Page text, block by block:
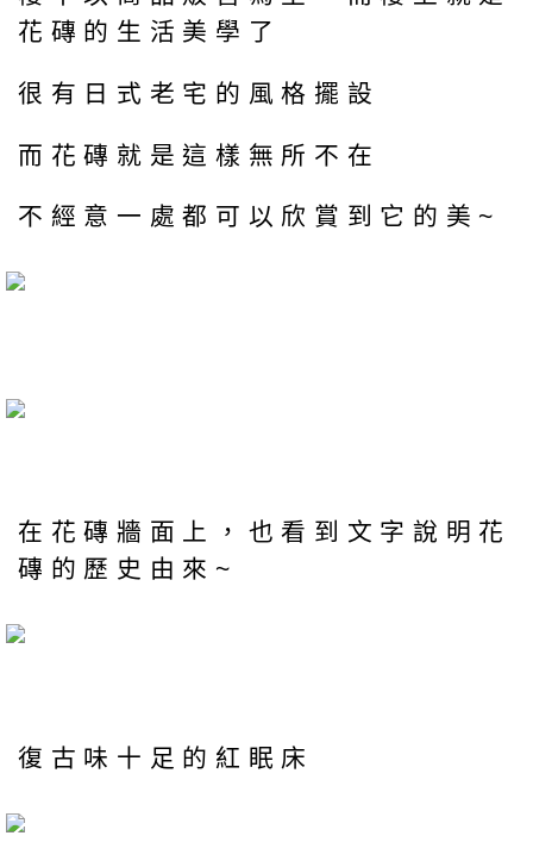
花磚的生活美學了
很有日式老宅的風格擺設
而花磚就是這樣無所不在
不經意一處都可以欣賞到它的美~
在花磚牆面上，也看到文字說明花
磚的歷史由來~
復古味十足的紅眠床